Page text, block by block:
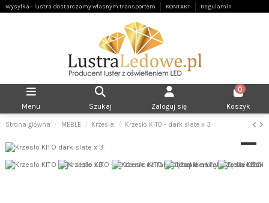
Wysyłka - lustra dostarczamy własnym transportem KONTAKT Regulamin
Menu Szukaj Zaloguj się
0
Koszyk
Strona główna MEBLE Krzesła Krzesło KITO - dark slate x 3